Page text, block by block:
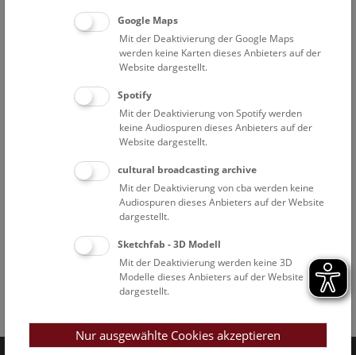
Google Maps
Mit der Deaktivierung der Google Maps
werden keine Karten dieses Anbieters auf der
Website dargestellt.
Spotify
Mit der Deaktivierung von Spotify werden
keine Audiospuren dieses Anbieters auf der
Website dargestellt.
cultural broadcasting archive
Mit der Deaktivierung von cba werden keine
Audiospuren dieses Anbieters auf der Website
dargestellt.
Sketchfab - 3D Modell
Mit der Deaktivierung werden keine 3D
Modelle dieses Anbieters auf der Website
dargestellt.
Nur ausgewählte Cookies akzeptieren